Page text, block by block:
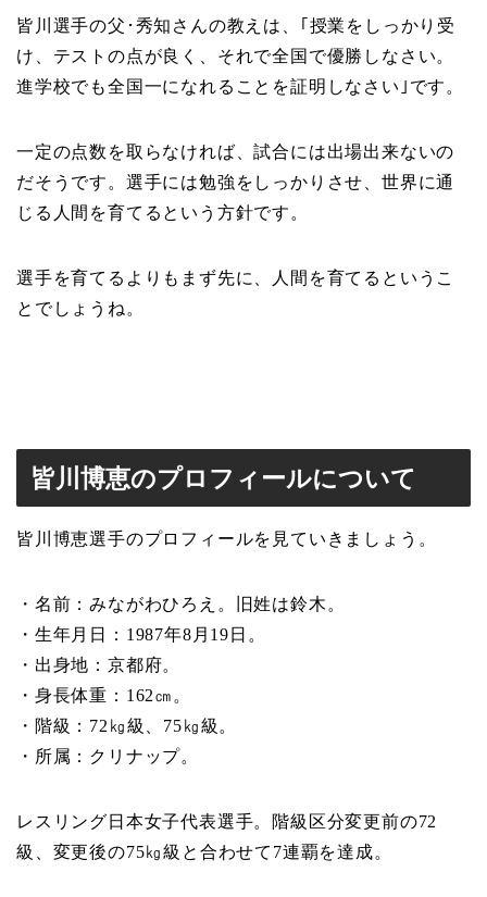
皆川選手の父･秀知さんの教えは、｢授業をしっかり受
け、テストの点が良く、それで全国で優勝しなさい。
進学校でも全国一になれることを証明しなさい｣です。
一定の点数を取らなければ、試合には出場出来ないの
だそうです。選手には勉強をしっかりさせ、世界に通
じる人間を育てるという方針です。
選手を育てるよりもまず先に、人間を育てるというこ
とでしょうね。
皆川博恵のプロフィールについて
皆川博恵選手のプロフィールを見ていきましょう。
・名前：みながわひろえ。旧姓は鈴木。
・生年月日：1987年8月19日。
・出身地：京都府。
・身長体重：162㎝。
・階級：72㎏級、75㎏級。
・所属：クリナップ。
レスリング日本女子代表選手。階級区分変更前の72
級、変更後の75㎏級と合わせて7連覇を達成。